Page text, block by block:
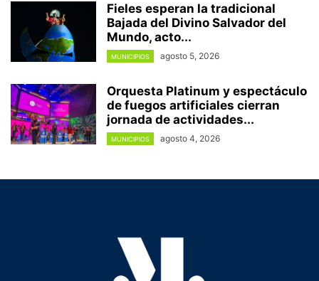
Fieles esperan la tradicional
Bajada del Divino Salvador del
Mundo, acto...
MUNICIPIOS agosto 5, 2026
Orquesta Platinum y espectáculo
de fuegos artificiales cierran
jornada de actividades...
MUNICIPIOS agosto 4, 2026